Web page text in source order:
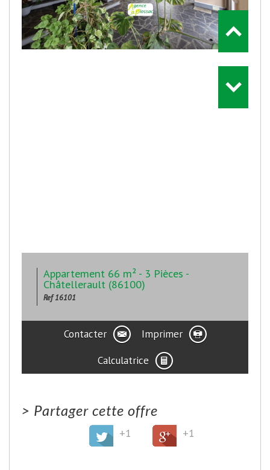
Appartement 66 m² - 3 Pièces -
Châtellerault (86100)
Ref 16101
Contacter
Imprimer
Calculatrice
> Partager cette offre
+1 +1